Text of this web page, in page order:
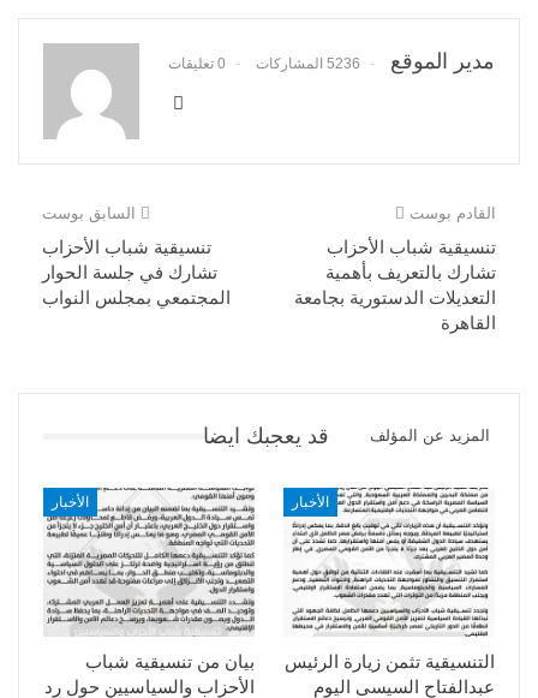
مدير الموقع 5236 المشاركات 0 تعليقات
السابق بوست
تنسيقية شباب الأحزاب
تشارك في جلسة الحوار
المجتمعي بمجلس النواب
القادم بوست
تنسيقية شباب الأحزاب
تشارك بالتعريف بأهمية
التعديلات الدستورية بجامعة
القاهرة
قد يعجبك ايضا المزيد عن المؤلف
الأخبار
بيان من تنسيقية شباب
الأحزاب والسياسيين حول رد
الأخبار
التنسيقية تثمن زيارة الرئيس
عبدالفتاح السيسى اليوم